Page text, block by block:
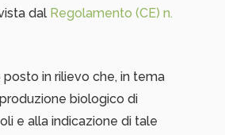
dal Regolamento (CE) n.
posto in rilievo che, in tema
biologico di
e alla indicazione di tale